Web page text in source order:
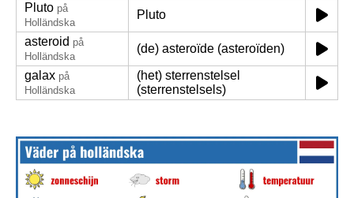
Pluto på
Holländska
Pluto
asteroid på
Holländska
(de) asteroïde (asteroïden)
galax på
Holländska
(het) sterrenstelsel
(sterrenstelsels)